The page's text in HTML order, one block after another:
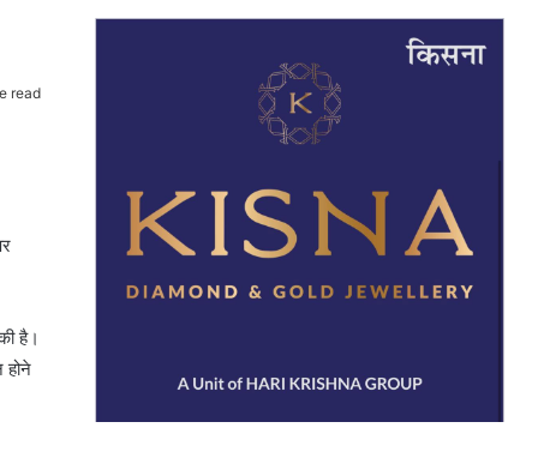
read
है।
होने